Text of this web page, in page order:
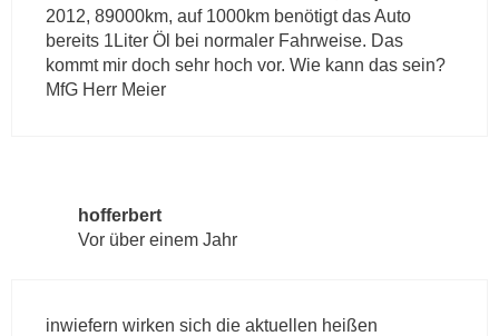
2012, 89000km, auf 1000km benötigt das Auto
bereits 1Liter Öl bei normaler Fahrweise. Das
kommt mir doch sehr hoch vor. Wie kann das sein?
MfG Herr Meier
hofferbert
Vor über einem Jahr
inwiefern wirken sich die aktuellen heißen